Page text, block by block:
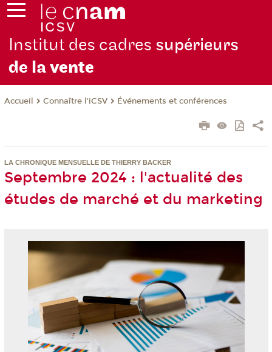
Institut des cadres supérieurs
de lavente
Accueil Connaître l'iCSV Événements et conférences
LA CHRONIQUE MENSUELLE DE THIERRY BACKER
Septembre 2024 : l'actualité des
études de marché et du marketing